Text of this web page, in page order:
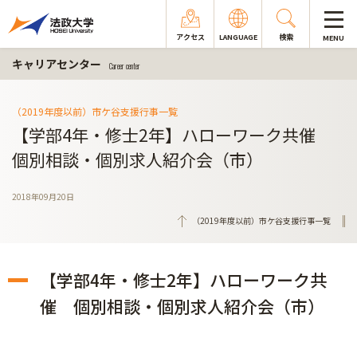
アクセス LANGUAGE 検索 MENU
キャリアセンター Career center
（2019年度以前）市ケ谷支援行事一覧
【学部4年・修士2年】ハローワーク共催
個別相談・個別求人紹介会（市）
2018年09月20日
（2019年度以前）市ケ谷支援行事一覧
【学部4年・修士2年】ハローワーク共
催 個別相談・個別求人紹介会（市）